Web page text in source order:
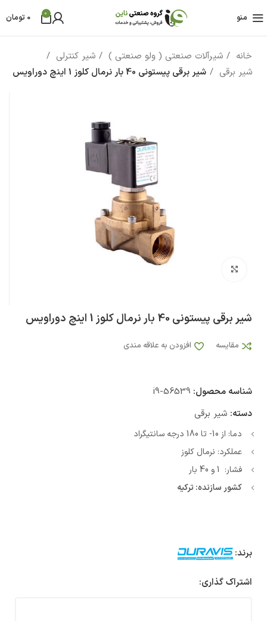
منو 0
0 تومان
خانه شیرآلات صنعتی ( ولو صنعتی )
شیر کنترلی
شیر برقی
شیر برقی پیستونی 40 بار نرمال کلوز 1 اینچ دوراویس
شیر برقی پیستونی 40 بار نرمال کلوز 1 اینچ دوراویس
مقایسه افزودن به علاقه مندی
شناسه محصول: i9-56539
دسته: شیر برقی
دما: از 10- تا 180 درجه سانتیگراد
عملکرد: نرمال کلوز
فشار: 1 و 40 بار
کشور سازنده: ترکیه
برند:
اشتراک گذاری: